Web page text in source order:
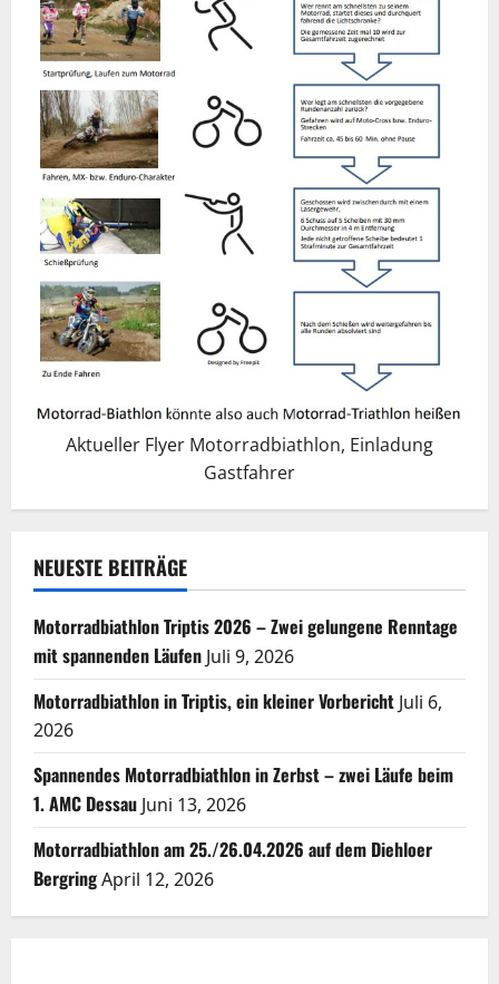
Aktueller Flyer Motorradbiathlon, Einladung
Gastfahrer
NEUESTE BEITRÄGE
Motorradbiathlon Triptis 2026 – Zwei gelungene Renntage
mit spannenden Läufen Juli 9, 2026
Motorradbiathlon in Triptis, ein kleiner Vorbericht Juli 6,
2026
Spannendes Motorradbiathlon in Zerbst – zwei Läufe beim
1. AMC Dessau Juni 13, 2026
Motorradbiathlon am 25./26.04.2026 auf dem Diehloer
BergringApril 12, 2026